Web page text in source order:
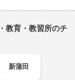
教育・教習所のチ
新蒲田